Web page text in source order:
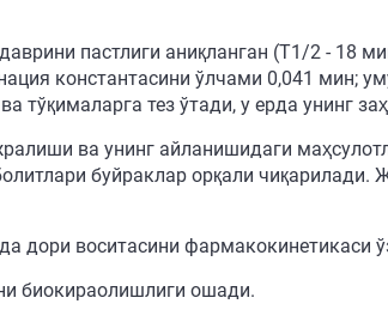
пастлиги аниқланган (Т1/2 - 18
константасини ўлчами 0,041 мин;
тез ўтади, у ерда унинг
ва унинг айланишидаги
буйраклар орқали чиқарилади.
дори воситасини фармакокинетикаси
биокираолишлиги ошади.